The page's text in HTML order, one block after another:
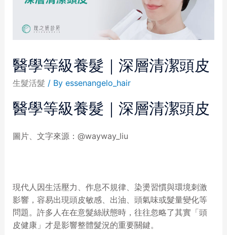
醫學等級養髮｜深層清潔頭皮
生髮活髮 / By essenangelo_hair
醫學等級養髮｜深層清潔頭皮
圖片、文字來源：@wayway_liu
現代人因生活壓力、作息不規律、染燙習慣與環境刺激
影響，容易出現頭皮敏感、出油、頭氣味或髮量變化等
問題。許多人在在意髮絲狀態時，往往忽略了其實「頭
皮健康」才是影響整體髮況的重要關鍵。